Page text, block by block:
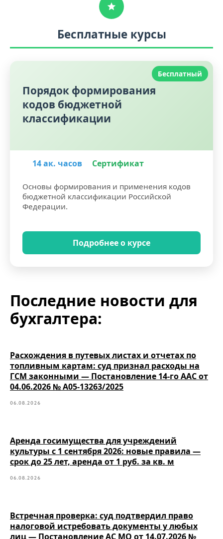
Бесплатные курсы
Бесплатный
Порядок формирования
кодов бюджетной
классификации
14 ак. часов Сертификат
Основы формирования и применения кодов
бюджетной классификации Российской
Федерации.
Подробнее о курсе
Последние новости для
бухгалтера:
Расхождения в путевых листах и отчетах по
топливным картам: суд признал расходы на
ГСМ законными — Постановление 14-го ААС от
04.06.2026 № А05-13263/2025
06.08.2026
Аренда госимущества для учреждений
культуры с 1 сентября 2026: новые правила —
срок до 25 лет, аренда от 1 руб. за кв. м
06.08.2026
Встречная проверка: суд подтвердил право
налоговой истребовать документы у любых
лиц — Постановление АС МО от 14.07.2026 №